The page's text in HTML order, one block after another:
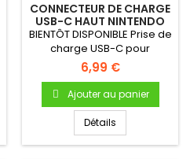
CONNECTEUR DE CHARGE
USB-C HAUT NINTENDO
SWITCH 2 (CONSOLE)
BIENTÔT DISPONIBLE Prise de
charge USB-C pour
Nintendo Switch 2 -
Connecteur...
6,99 €
Ajouter au panier
Détails